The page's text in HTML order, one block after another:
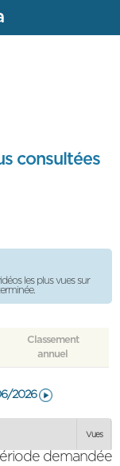
consultées
les plus vues sur
Classement
annuel
2026
demandée